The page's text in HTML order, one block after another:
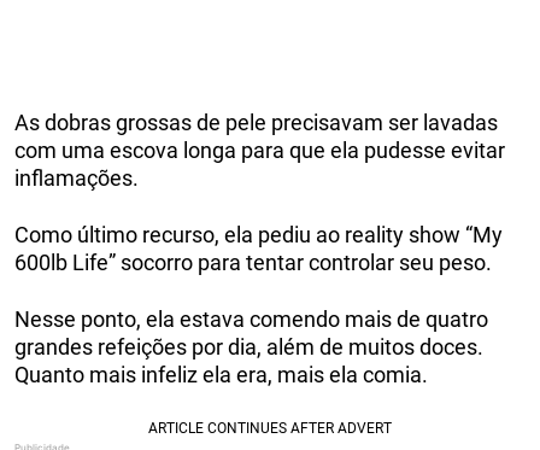
As dobras grossas de pele precisavam ser lavadas
com uma escova longa para que ela pudesse evitar
inflamações.
Como último recurso, ela pediu ao reality show “My
600lb Life” socorro para tentar controlar seu peso.
Nesse ponto, ela estava comendo mais de quatro
grandes refeições por dia, além de muitos doces.
Quanto mais infeliz ela era, mais ela comia.